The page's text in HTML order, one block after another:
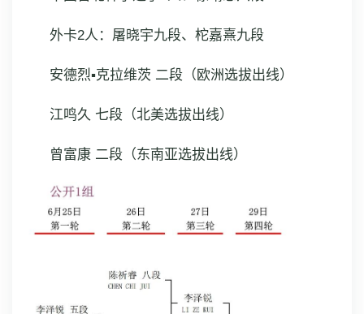
外卡2人：屠晓宇九段、柁嘉熹九段
安德烈▪克拉维茨 二段（欧洲选拔出线）
江鸣久 七段（北美选拔出线）
曾富康 二段（东南亚选拔出线）